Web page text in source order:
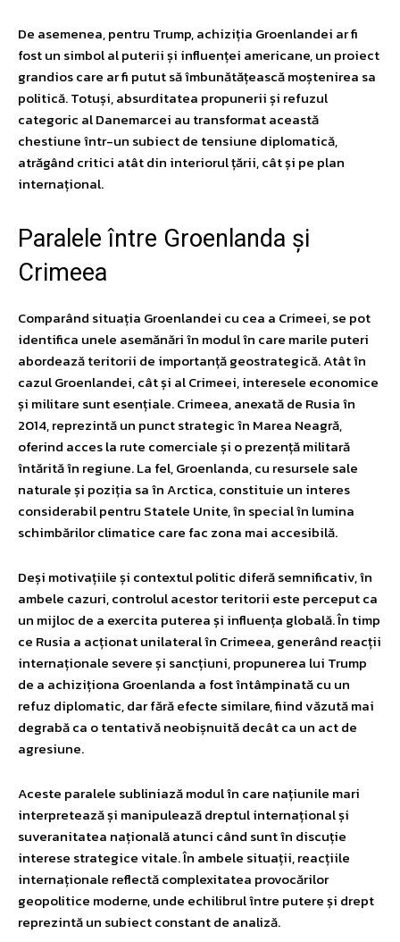
De asemenea, pentru Trump, achiziția Groenlandei ar fi
fost un simbol al puterii și influenței americane, un proiect
grandios care ar fi putut să îmbunătățească moștenirea sa
politică. Totuși, absurditatea propunerii și refuzul
categoric al Danemarcei au transformat această
chestiune într-un subiect de tensiune diplomatică,
atrăgând critici atât din interiorul țării, cât și pe plan
internațional.
Paralele între Groenlanda și
Crimeea
Comparând situația Groenlandei cu cea a Crimeei, se pot
identifica unele asemănări în modul în care marile puteri
abordează teritorii de importanță geostrategică. Atât în
cazul Groenlandei, cât și al Crimeei, interesele economice
și militare sunt esențiale. Crimeea, anexată de Rusia în
2014, reprezintă un punct strategic în Marea Neagră,
oferind acces la rute comerciale și o prezență militară
întărită în regiune. La fel, Groenlanda, cu resursele sale
naturale și poziția sa în Arctica, constituie un interes
considerabil pentru Statele Unite, în special în lumina
schimbărilor climatice care fac zona mai accesibilă.
Deși motivațiile și contextul politic diferă semnificativ, în
ambele cazuri, controlul acestor teritorii este perceput ca
un mijloc de a exercita puterea și influența globală. În timp
ce Rusia a acționat unilateral în Crimeea, generând reacții
internaționale severe și sancțiuni, propunerea lui Trump
de a achiziționa Groenlanda a fost întâmpinată cu un
refuz diplomatic, dar fără efecte similare, fiind văzută mai
degrabă ca o tentativă neobișnuită decât ca un act de
agresiune.
Aceste paralele subliniază modul în care națiunile mari
interpretează și manipulează dreptul internațional și
suveranitatea națională atunci când sunt în discuție
interese strategice vitale. În ambele situații, reacțiile
internaționale reflectă complexitatea provocărilor
geopolitice moderne, unde echilibrul între putere și drept
reprezintă un subiect constant de analiză.